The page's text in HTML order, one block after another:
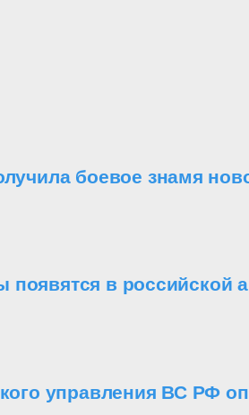
боевое знамя
в российской
управления ВС РФ